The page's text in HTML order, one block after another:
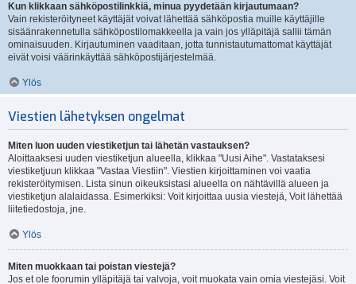
Kun klikkaan sähköpostilinkkiä, minua pyydetään kirjautumaan?
Vain rekisteröityneet käyttäjät voivat lähettää sähköpostia muille käyttäjille
sisäänrakennetulla sähköpostilomakkeella ja vain jos ylläpitäjä sallii tämän
ominaisuuden. Kirjautuminen vaaditaan, jotta tunnistautumattomat käyttäjät
eivät voisi väärinkäyttää sähköpostijärjestelmää.
Ylös
Viestien lähetyksen ongelmat
Miten luon uuden viestiketjun tai lähetän vastauksen?
Aloittaaksesi uuden viestiketjun alueella, klikkaa "Uusi Aihe". Vastataksesi
viestiketjuun klikkaa "Vastaa Viestiin". Viestien kirjoittaminen voi vaatia
rekisteröitymisen. Lista sinun oikeuksistasi alueella on nähtävillä alueen ja
viestiketjun alalaidassa. Esimerkiksi: Voit kirjoittaa uusia viestejä, Voit lähettää
liitetiedostoja, jne.
Ylös
Miten muokkaan tai poistan viestejä?
Jos et ole foorumin ylläpitäjä tai valvoja, voit muokata vain omia viestejäsi. Voit